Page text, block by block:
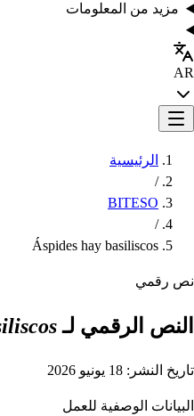
مزيد من المعلومات
AR
الرئيسية
/
BITESO
/
Áspides hay basiliscos
نص رقمي
النص الرقمي لـ
تاريخ النشر: 18 يونيو 2026
البيانات الوصفية للعمل